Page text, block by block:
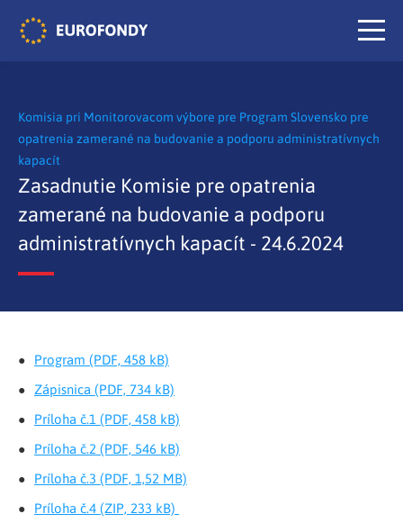
Komisia pri Monitorovacom výbore pre Program Slovensko pre
opatrenia zamerané na budovanie a podporu administratívnych
kapacít
Zasadnutie Komisie pre opatrenia
zamerané na budovanie a podporu
administratívnych kapacít - 24.6.2024
Program (PDF, 458 kB)
Zápisnica (PDF, 734 kB)
Príloha č.1 (PDF, 458 kB)
Príloha č.2 (PDF, 546 kB)
Príloha č.3 (PDF, 1,52 MB)
Príloha č.4 (ZIP, 233 kB)